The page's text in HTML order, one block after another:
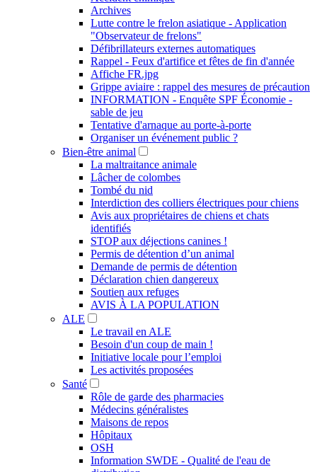
Archives
Lutte contre le frelon asiatique - Application
"Observateur de frelons"
Défibrillateurs externes automatiques
Rappel - Feux d'artifice et fêtes de fin d'année
Affiche FR.jpg
Grippe aviaire : rappel des mesures de précaution
INFORMATION - Enquête SPF Économie -
sable de jeu
Tentative d'arnaque au porte-à-porte
Organiser un événement public ?
Bien-être animal
La maltraitance animale
Lâcher de colombes
Tombé du nid
Interdiction des colliers électriques pour chiens
Avis aux propriétaires de chiens et chats
identifiés
STOP aux déjections canines !
Permis de détention d’un animal
Demande de permis de détention
Déclaration chien dangereux
Soutien aux refuges
AVIS À LA POPULATION
ALE
Le travail en ALE
Besoin d'un coup de main !
Initiative locale pour l’emploi
Les activités proposées
Santé
Rôle de garde des pharmacies
Médecins généralistes
Maisons de repos
Hôpitaux
OSH
Information SWDE - Qualité de l'eau de